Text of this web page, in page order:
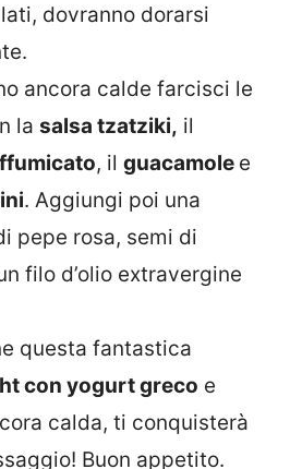
dovranno dorarsi
ancora calde farcisci le
la salsa tzatziki, il
, il guacamole e
. Aggiungi poi una
pepe rosa, semi di
filo d’olio extravergine
questa fantastica
con yogurt greco e
calda, ti conquisterà
Buon appetito.